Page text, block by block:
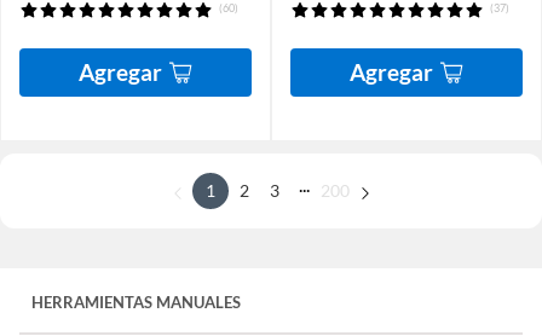
(60)
Agregar
(37)
Agregar
1 2 3 ... 200
HERRAMIENTAS MANUALES